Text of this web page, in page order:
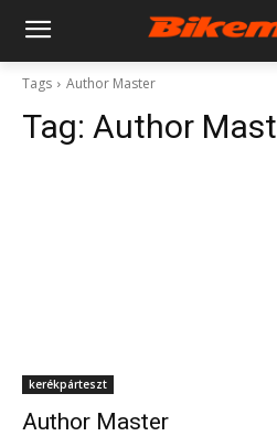
Tags Author Master
Tag: Author
kerékpárteszt
Author Master